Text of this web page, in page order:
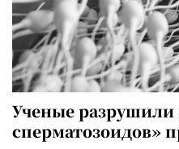
Ученые
сперматозоидов»